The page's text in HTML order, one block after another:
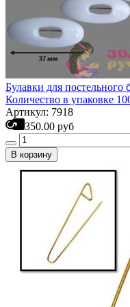
Булавки для постельного
Количество в упаковке
Артикул: 7918
350.00 руб
В корзину